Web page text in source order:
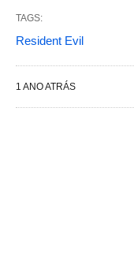
TAGS:
Resident Evil
1 ANO ATRÁS